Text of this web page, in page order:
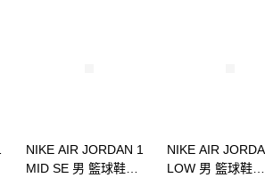
NIKE AIR JORDAN 1
MID SE 男 籃球鞋
NIKE AIR
LOW 男 籃球鞋